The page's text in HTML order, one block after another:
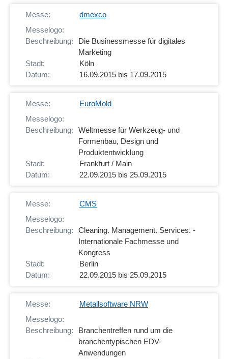
dmexco
Die Businessmesse für digitales
Marketing
Köln
16.09.2015 bis 17.09.2015
EuroMold
Weltmesse für Werkzeug- und
Formenbau, Design und
Produktentwicklung
Frankfurt / Main
22.09.2015 bis 25.09.2015
CMS
Cleaning. Management. Services. -
Internationale Fachmesse und
Kongress
Berlin
22.09.2015 bis 25.09.2015
Metallsoftware NRW
Branchentreffen rund um die
branchentypischen EDV-
Anwendungen